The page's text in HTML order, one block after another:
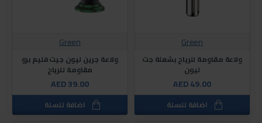
Green
ولاعة مقاومة للرياح بشعلة جت
ليون
AED 49.00
اضافة للسلة
Green
ولاعة جرين ليون جيت فليم برو
مقاومة للرياح
AED 39.00
اضافة للسلة